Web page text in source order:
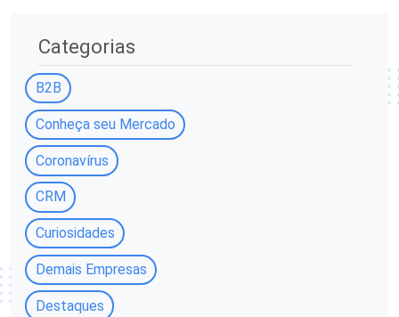
Categorias
B2B
Conheça seu Mercado
Coronavírus
CRM
Curiosidades
Demais Empresas
Destaques